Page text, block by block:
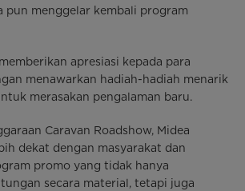
pun menggelar kembali program
apresiasi kepada para
menawarkan hadiah-hadiah menarik
merasakan pengalaman baru.
Caravan Roadshow, Midea
dekat dengan masyarakat dan
promo yang tidak hanya
secara material, tetapi juga